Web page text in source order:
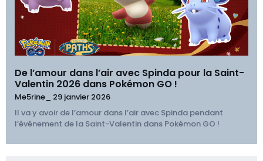
De l’amour dans l’air avec Spinda pour la Saint-
Valentin 2026 dans Pokémon GO !
Me5rine_ 29 janvier 2026
Il va y avoir de l’amour dans l’air avec Spinda pendant
l’événement de la Saint-Valentin dans Pokémon GO !